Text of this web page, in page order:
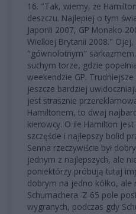
16. "Tak, wiemy, że
deszczu. Najlepiej o tym
Japonii 2007, GP Monako
Wielkiej Brytanii 2008."
"gównolotnym"
suchym torze, gdzie
weekendzie GP.
jeszcze bardziej
jest strasznie
Hamiltonem, to dwaj
kierowcy. O ile Hamilton
szczęście i najlepszy bolid
Senna rzeczywiście był
jednym z najlepszych, ale
poniektórzy próbują tutaj
dobrym na jedno kółko, ale
Schumachera. Z 65 pole
wygranych, podczas gdy